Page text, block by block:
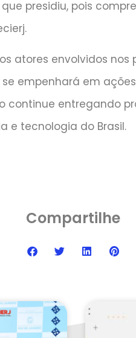
presidiu, pois
atores envolvidos nos
empenhará em
continue entregando
e tecnologia do Brasil.
Compartilhe